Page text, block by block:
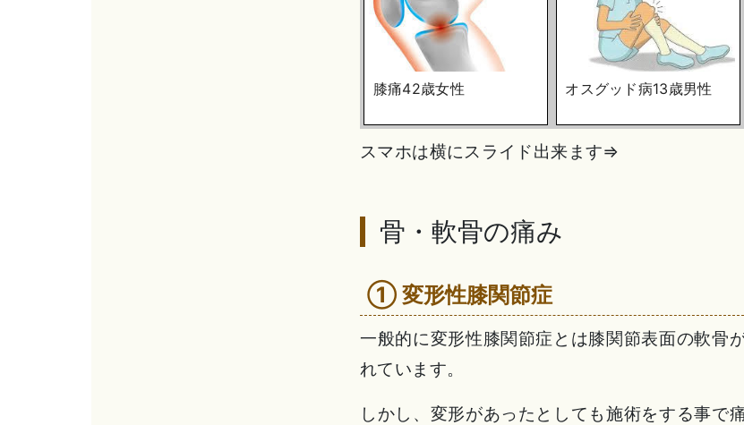
膝痛42歳女性 オスグッド病13歳男性
スマホは横にスライド出来ます⇒
骨・軟骨の痛み
① 変形性膝関節症
一般的に変形性膝関節症とは膝関節表面の軟骨
れています。
しかし、変形があったとしても施術をする事で